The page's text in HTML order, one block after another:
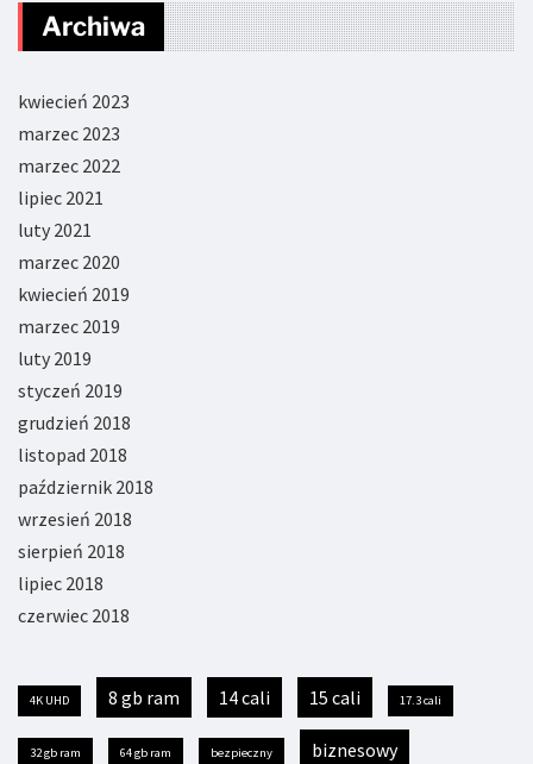
Archiwa
kwiecień 2023
marzec 2023
marzec 2022
lipiec 2021
luty 2021
marzec 2020
kwiecień 2019
marzec 2019
luty 2019
styczeń 2019
grudzień 2018
listopad 2018
październik 2018
wrzesień 2018
sierpień 2018
lipiec 2018
czerwiec 2018
4K UHD 8 gb ram 14 cali 15 cali 17.3 cali
32 gb ram 64 gb ram bezpieczny biznesowy